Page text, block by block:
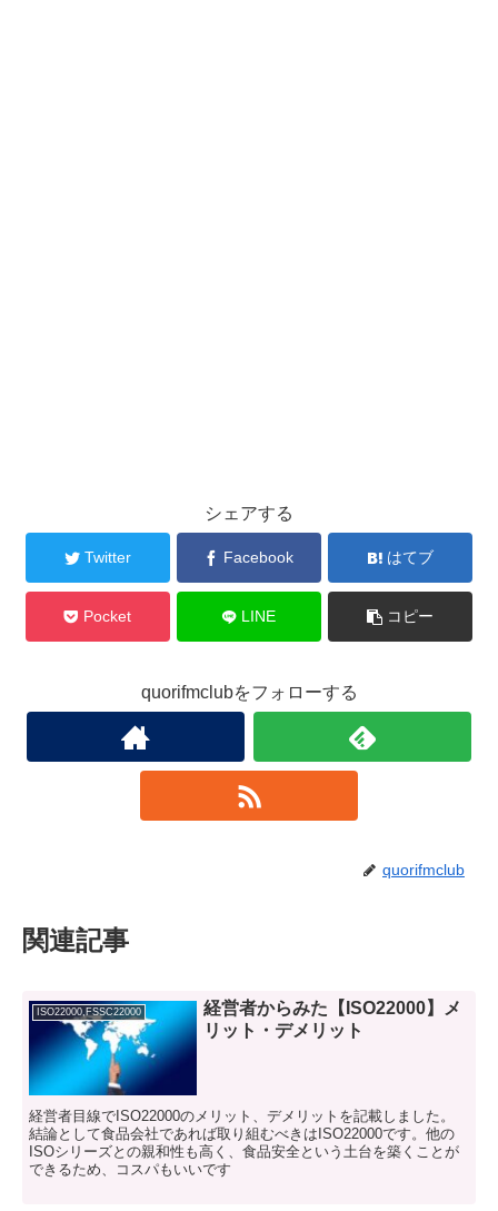
シェアする
Twitter Facebook はてブ
Pocket LINE コピー
quorifmclubをフォローする
quorifmclub
関連記事
ISO22000,FSSC22000
経営者からみた【ISO22000】メ
リット・デメリット
経営者目線でISO22000のメリット、デメリットを記載しました。
結論として食品会社であれば取り組むべきはISO22000です。他の
ISOシリーズとの親和性も高く、食品安全という土台を築くことが
できるため、コスパもいいです